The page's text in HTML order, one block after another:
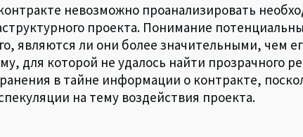
невозможно проанализировать
проекта. Понимание
являются ли они более значительными, чем
для которой не удалось найти прозрачного
в тайне информации о контракте,
на тему воздействия проекта.